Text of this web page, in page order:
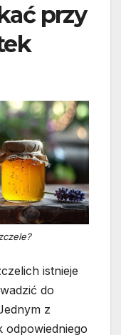
przy
istnieje
do
z
odpowiedniego